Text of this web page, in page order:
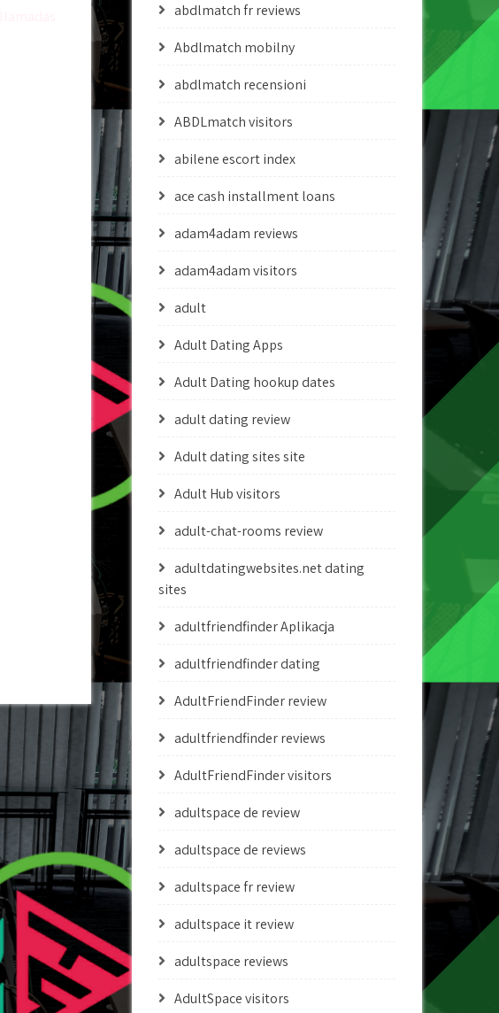
abdlmatch fr reviews
Abdlmatch mobilny
abdlmatch recensioni
ABDLmatch visitors
abilene escort index
ace cash installment loans
adam4adam reviews
adam4adam visitors
adult
Adult Dating Apps
Adult Dating hookup dates
adult dating review
Adult dating sites site
Adult Hub visitors
adult-chat-rooms review
adultdatingwebsites.net dating
sites
adultfriendfinder Aplikacja
adultfriendfinder dating
AdultFriendFinder review
adultfriendfinder reviews
AdultFriendFinder visitors
adultspace de review
adultspace de reviews
adultspace fr review
adultspace it review
adultspace reviews
AdultSpace visitors